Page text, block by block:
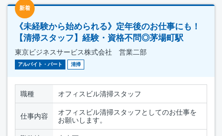
新着
《未経験から始められる》定年後のお仕事にも！
【清掃スタッフ】経験・資格不問◎茅場町駅
東京ビジネスサービス株式会社 営業二部
アルバイト・パート 清掃
職種 オフィスビル清掃スタッフ
仕事内容
オフィスビル清掃スタッフとしてのお仕事を
お願いします。